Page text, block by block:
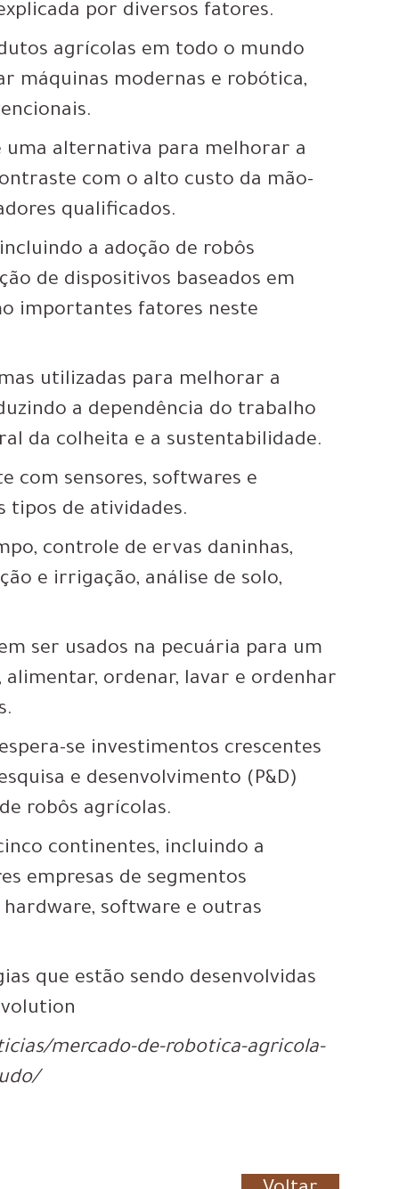
por diversos fatores.
agrícolas em todo o mundo
máquinas modernas e robótica,
uma alternativa para melhorar a
com o alto custo da mão-
qualificados.
a adoção de robôs
de dispositivos baseados em
importantes fatores neste
utilizadas para melhorar a
a dependência do trabalho
da colheita e a sustentabilidade.
com sensores, softwares e
tipos de atividades.
controle de ervas daninhas,
e irrigação, análise de solo,
ser usados na pecuária ​​para um
ordenar, lavar e ordenhar
se investimentos crescentes
e desenvolvimento (P&D)
robôs agrícolas.
continentes, incluindo a
empresas de segmentos
software e outras
que estão sendo desenvolvidas
mercado-de-robotica-agricola-